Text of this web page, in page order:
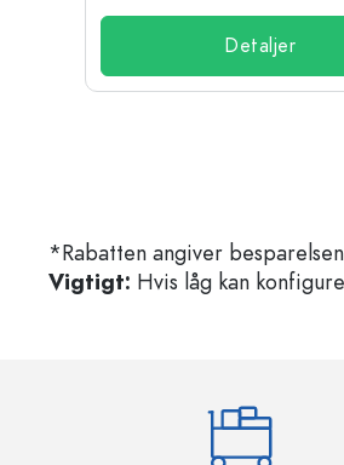
Detaljer
*Rabatten angiver
Vigtigt: Hvis låg kan